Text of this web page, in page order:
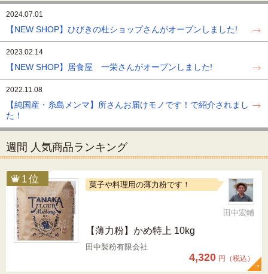
2024.07.01
【NEW SHOP】ひびきの杜ショップさんがオープンしました!
2023.02.14
【NEW SHOP】居食屋 一栄さんがオープンしました!
2022.11.08
【純国産・糸島メンマ】所さんお届けモノです！で紹介されまし
た！
週間 人気商品ランキング
菓子や料理用の薄力粉です！
田中宏輔
【薄力粉】かめ特上 10kg
田中製粉有限会社
4,320 円（税込）